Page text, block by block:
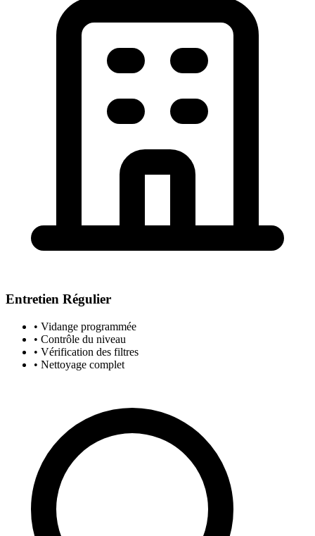
Entretien Régulier
• Vidange programmée
• Contrôle du niveau
• Vérification des filtres
• Nettoyage complet